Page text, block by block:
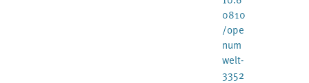
0810
/ope
num
welt-
3352